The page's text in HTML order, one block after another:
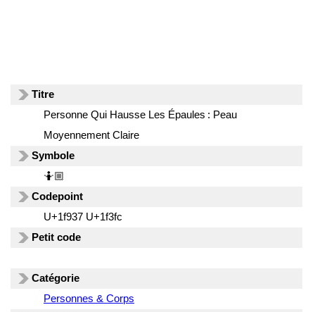
Titre
Personne Qui Hausse Les Épaules : Peau
Moyennement Claire
Symbole
🤷🏼
Codepoint
U+1f937 U+1f3fc
Petit code
Catégorie
Personnes & Corps